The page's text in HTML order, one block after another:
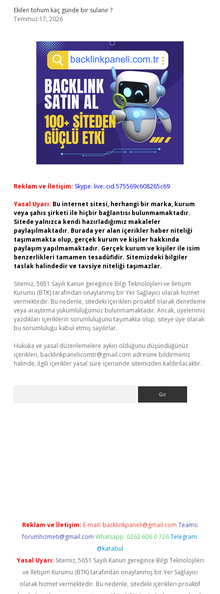
Ekilen tohum kaç günde bir sulanır ?
Temmuz 17, 2026
Reklam ve İletişim: Skype: live:.cid.575569c608265c69
Yasal Uyarı: Bu internet sitesi, herhangi bir marka, kurum
veya şahıs şirketi ile hiçbir bağlantısı bulunmamaktadır.
Sitede yalnızca kendi hazırladığımız makaleler
paylaşılmaktadır. Burada yer alan içerikler haber niteliği
taşımamakta olup, gerçek kurum ve kişiler hakkında
paylaşım yapılmamaktadır. Gerçek kurum ve kişiler ile isim
benzerlikleri tamamen tesadüfidir. Sitemizdeki bilgiler
taslak halindedir ve tavsiye niteliği taşımazlar.
Sitemiz, 5651 Sayılı Kanun gereğince Bilgi Teknolojileri ve İletişim
Kurumu (BTK) tarafından onaylanmış bir Yer Sağlayıcı olarak hizmet
vermektedir. Bu nedenle, sitedeki içerikleri proaktif olarak denetleme
veya araştırma yükümlülüğümüz bulunmamaktadır. Ancak, üyelerimiz
yazdıkları içeriklerin sorumluluğunu taşımakta olup, siteye üye olarak
bu sorumluluğu kabul etmiş sayılırlar.
Hukuka ve yasal düzenlemelere aykırı olduğunu düşündüğünüz
içerikleri, backlinkpanelicomtr@gmail.com adresine bildirmeniz
halinde, ilgili içerikler yasal süre içerisinde sitemizden kaldırılacaktır.
Reklam ve İletişim: E-mail: backlinkpaneli@gmail.com Teams:
forumhizmeti@gmail.com Whatsapp: 0262 606 0 726 Telegram:
@karabul
Yasal Uyarı: Sitemiz, 5651 Sayılı Kanun gereğince Bilgi Teknolojileri
ve İletişim Kurumu (BTK) tarafından onaylanmış bir Yer Sağlayıcı
olarak hizmet vermektedir. Bu nedenle, sitedeki içerikleri proaktif